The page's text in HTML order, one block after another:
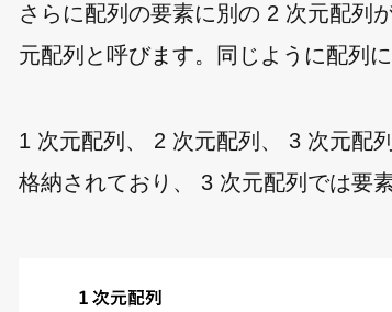
さらに配列の要素に別の 2 次元配列
元配列と呼びます。同じように配列
1 次元配列、 2 次元配列、 3 次元配
格納されており、 3 次元配列では要